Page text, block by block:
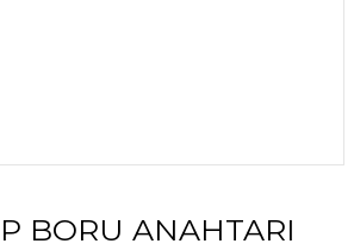
BORU ANAHTARI